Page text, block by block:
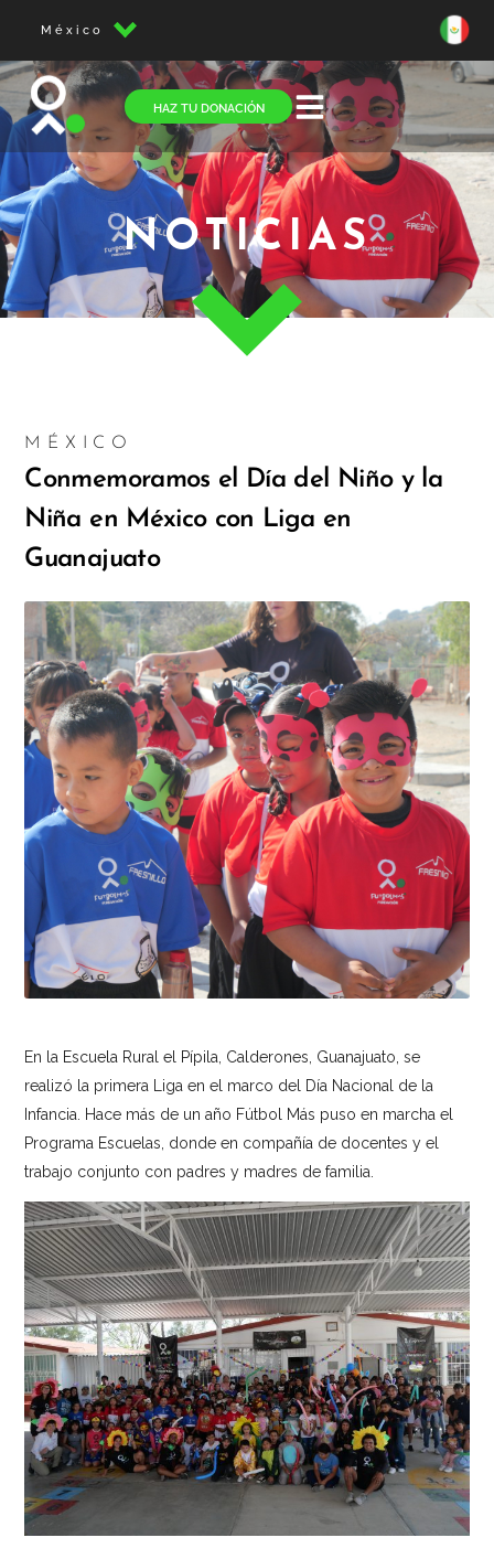
México
HAZ TU DONACIÓN
NOTICIAS
MÉXICO
Conmemoramos el Día del Niño y la
Niña en México con Liga en
Guanajuato
En la Escuela Rural el Pípila, Calderones, Guanajuato, se
realizó la primera Liga en el marco del Día Nacional de la
Infancia. Hace más de un año Fútbol Más puso en marcha el
Programa Escuelas, donde en compañía de docentes y el
trabajo conjunto con padres y madres de familia.